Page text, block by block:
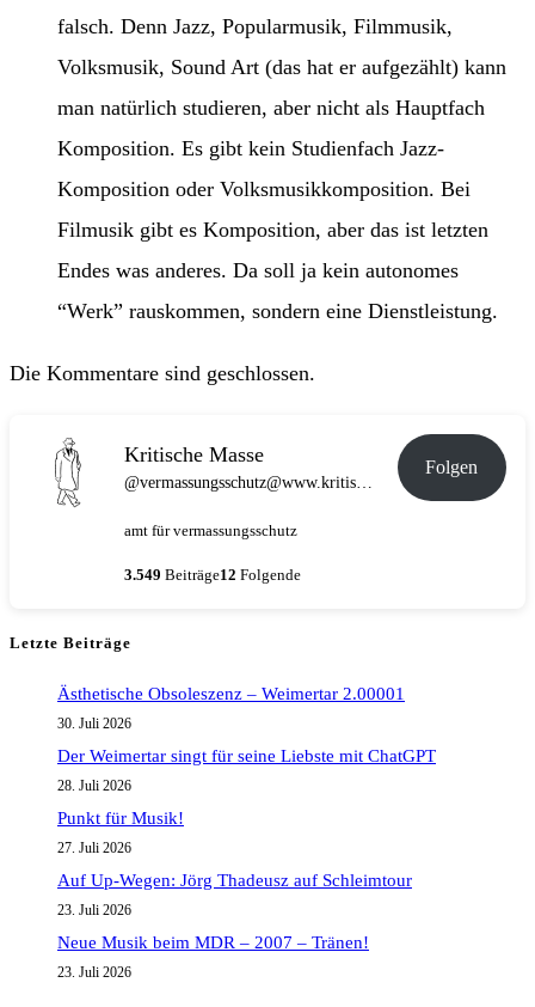
falsch. Denn Jazz, Popularmusik, Filmmusik,
Volksmusik, Sound Art (das hat er aufgezählt) kann
man natürlich studieren, aber nicht als Hauptfach
Komposition. Es gibt kein Studienfach Jazz-
Komposition oder Volksmusikkomposition. Bei
Filmusik gibt es Komposition, aber das ist letzten
Endes was anderes. Da soll ja kein autonomes
“Werk” rauskommen, sondern eine Dienstleistung.
Die Kommentare sind geschlossen.
Kritische Masse
@vermassungsschutz@www.kritische-masse.de
Folgen
amt für vermassungsschutz
3.549 Beiträge12 Folgende
Letzte Beiträge
Ästhetische Obsoleszenz – Weimertar 2.00001
30. Juli 2026
Der Weimertar singt für seine Liebste mit ChatGPT
28. Juli 2026
Punkt für Musik!
27. Juli 2026
Auf Up-Wegen: Jörg Thadeusz auf Schleimtour
23. Juli 2026
Neue Musik beim MDR – 2007 – Tränen!
23. Juli 2026